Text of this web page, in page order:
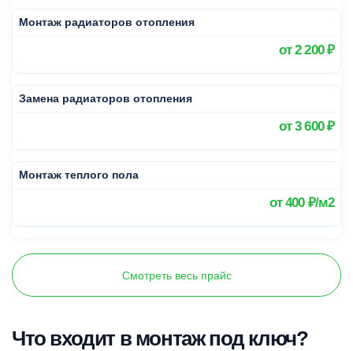
Монтаж радиаторов отопления
от2 200 ₽
Замена радиаторов отопления
от3 600 ₽
Монтаж теплого пола
от400 ₽/м2
Смотреть весь прайс
Что входит в монтаж под ключ?